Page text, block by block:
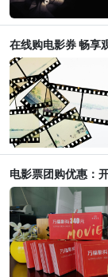
在线购电影券 畅享
电影票团购优惠：